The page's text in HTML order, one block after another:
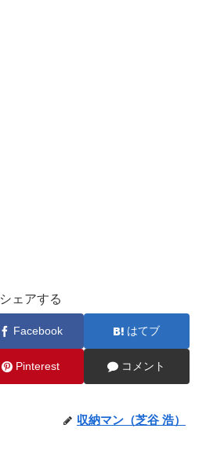
シェアする
Facebook はてブ
Pinterest コメント
収納マン（芝谷 浩）